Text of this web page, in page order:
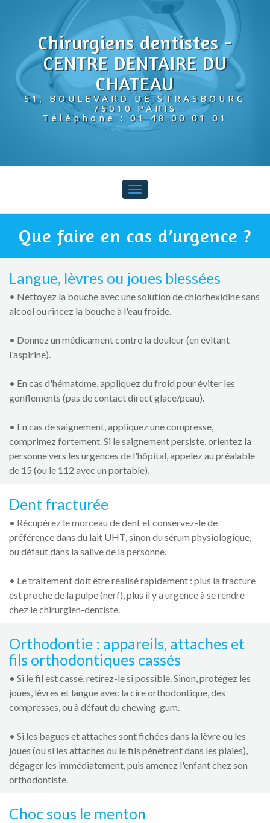
Chirurgiens dentistes -
CENTRE DENTAIRE DU
CHATEAU
51, BOULEVARD DE STRASBOURG
75010 PARIS
Téléphone : 01 48 00 01 01
Toggle
Que faire en cas d’urgence ?
Langue, lèvres ou joues blessées
• Nettoyez la bouche avec une solution de chlorhexidine sans
alcool ou rincez la bouche à l'eau froide.
• Donnez un médicament contre la douleur (en évitant
l'aspirine).
• En cas d'hématome, appliquez du froid pour éviter les
gonflements (pas de contact direct glace/peau).
• En cas de saignement, appliquez une compresse,
comprimez fortement. Si le saignement persiste, orientez la
personne vers les urgences de l'hôpital, appelez au préalable
de 15 (ou le 112 avec un portable).
Dent fracturée
• Récupérez le morceau de dent et conservez-le de
préférence dans du lait UHT, sinon du sérum physiologique,
ou défaut dans la salive de la personne.
• Le traitement doit être réalisé rapidement : plus la fracture
est proche de la pulpe (nerf), plus il y a urgence à se rendre
chez le chirurgien-dentiste.
Orthodontie : appareils, attaches et
fils orthodontiques cassés
• Si le fil est cassé, retirez-le si possible. Sinon, protégez les
joues, lèvres et langue avec la cire orthodontique, des
compresses, ou à défaut du chewing-gum.
• Si les bagues et attaches sont fichées dans la lèvre ou les
joues (ou si les attaches ou le fils pénètrent dans les plaies),
dégager les immédiatement, puis amenez l'enfant chez son
orthodontiste.
Choc sous le menton